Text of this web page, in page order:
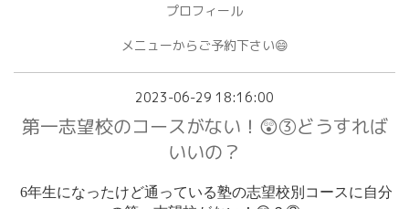
プロフィール
メニューからご予約下さい😄
2023-06-29 18:16:00
第一志望校のコースがない！😲③どうすれば
いいの？
6年生になったけど通っている塾の志望校別コースに自分